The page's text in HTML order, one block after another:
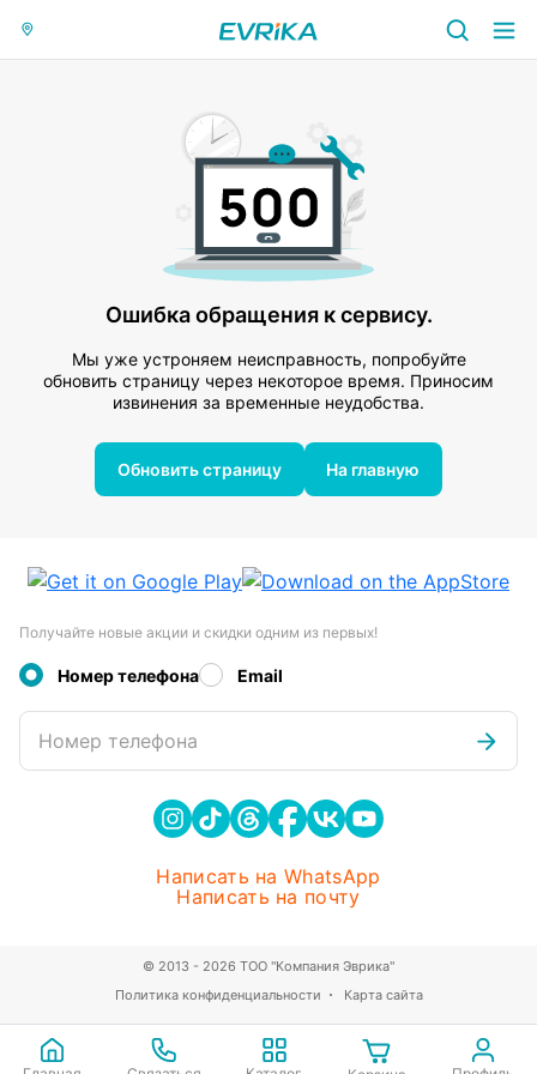
Ошибка обращения к сервису.
Мы уже устроняем неисправность, попробуйте
обновить страницу через некоторое время. Приносим
извинения за временные неудобства.
Обновить страницу На главную
Получайте новые акции и скидки одним из первых!
Номер телефона Email
Номер телефона
Написать на WhatsApp
Написать на почту
Политика конфиденциальности Карта сайта
© 2013 - 2026 ТОО "Компания Эврика"